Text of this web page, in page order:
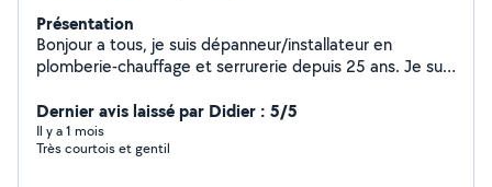
Présentation
Bonjour a tous, je suis dépanneur/installateur en
plomberie-chauffage et serrurerie depuis 25 ans. Je suis
alentours avec une plage horaire assez large et rapide, si
je ne suis pas déjà en intervention. N hésitez pas à me
contacter en cas de besoin. Cordialement
Dernier avis laissé par Didier : 5/5
Il y a 1 mois
Très courtois et gentil